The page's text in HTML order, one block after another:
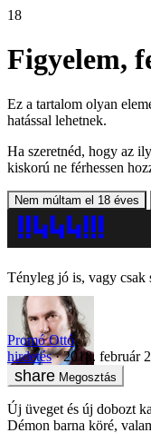
18
Figyelem,
Ez a tartalom olyan
hatással lehetnek.
Ha szeretnéd, hogy az
kiskorú ne férhessen
Nem múltam el 18 éves
Tényleg jó is, vagy csak
Promó Ottó
hirdetés
2018. február
Megosztás
Új üveget és új dobozt
Démon barna köré,